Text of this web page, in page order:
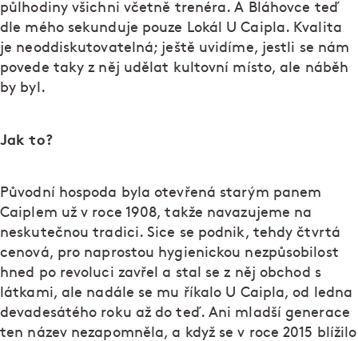
půlhodiny všichni včetně trenéra. A Bláhovce teď
dle mého sekunduje pouze Lokál U Caipla. Kvalita
je neoddiskutovatelná; ještě uvidíme, jestli se nám
povede taky z něj udělat kultovní místo, ale náběh
by byl.
Jak to?
Původní hospoda byla otevřená starým panem
Caiplem už v roce 1908, takže navazujeme na
neskutečnou tradici. Sice se podnik, tehdy čtvrtá
cenová, pro naprostou hygienickou nezpůsobilost
hned po revoluci zavřel a stal se z něj obchod s
látkami, ale nadále se mu říkalo U Caipla, od ledna
devadesátého roku až do teď. Ani mladší generace
ten název nezapomněla, a když se v roce 2015 blížilo